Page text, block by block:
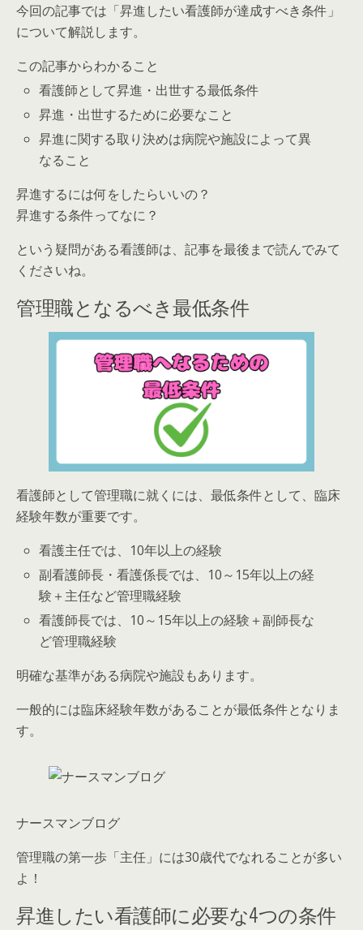
今回の記事では 「昇進したい看護師が達成すべき条件」
について解説します。
この記事からわかること
看護師として昇進・出世する最低条件
昇進・出世するために必要なこと
昇進に関する取り決めは病院や施設によって異
なること
昇進するには何をしたらいいの？
昇進する条件ってなに？
という疑問がある看護師は、記事を最後まで読んでみて
くださいね。
管理職となるべき最低条件
看護師として管理職に就くには、最低条件として、臨床
経験年数が重要です。
看護主任では、10年以上の経験
副看護師長・看護係長では、10～15年以上の経
験＋主任など管理職経験
看護師長では、10～15年以上の経験＋副師長な
ど管理職経験
明確な基準がある病院や施設もあります。
一般的には臨床経験年数があることが最低条件となりま
す。
ナースマンブログ
管理職の第一歩「主任」には30歳代でなれることが多い
よ！
昇進したい看護師に必要な4つの条件